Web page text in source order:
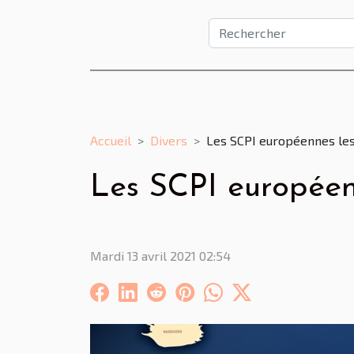
Accueil Divers Les SCPI européennes
Les SCPI
Mardi 13 avril 2021 02:54